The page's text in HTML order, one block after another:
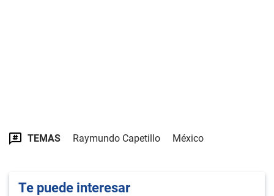
TEMAS Raymundo Capetillo México
Te puede interesar